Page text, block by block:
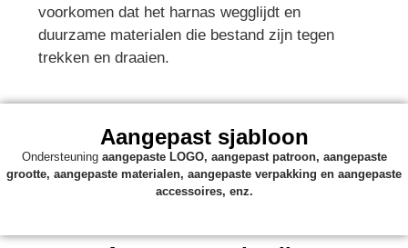
voorkomen dat het harnas wegglijdt en
duurzame materialen die bestand zijn tegen
trekken en draaien.
Aangepast sjabloon
Ondersteuning aangepaste LOGO, aangepast patroon, aangepaste
grootte, aangepaste materialen, aangepaste verpakking en aangepaste
accessoires, enz.